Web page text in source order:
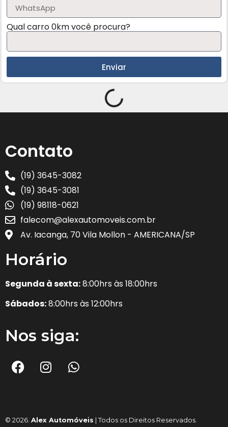
Qual carro 0km você procura?
Enviar
Contato
(19) 3645-3082
(19) 3645-3081
(19) 98118-0621
falecom@alexautomoveis.com.br
Av. Iacanga, 70 Vila Mollon - AMERICANA/SP
Horário
Segunda à sexta:8:00hrs às 18:00hrs
Sábados:8:00hrs às 12:00hrs
Nos siga:
© 2026. Alex Automóveis | Todos os Direitos Reservados.